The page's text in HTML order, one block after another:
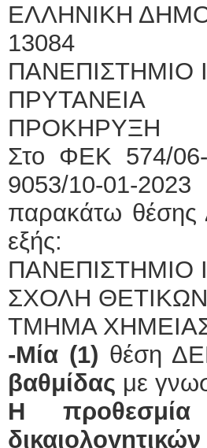
13084
ΠΑΝΕΠΙΣΤΗΜΙΟ
ΠΡΥΤΑΝΕΙΑ
ΠΡΟΚΗΡΥΞΗ
Στο ΦΕΚ 574/06-
9053/10-01-
παρακάτω θέσης
εξής:
ΠΑΝΕΠΙΣΤΗΜΙΟ
ΣΧΟΛΗ
ΤΜΗΜΑ ΧΗΜΕΙΑΣ
-Μία (1) θέση
βαθμίδας με
Η προθεσμία